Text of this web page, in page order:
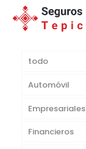
todo
Automóvil
Empresariales
Financieros